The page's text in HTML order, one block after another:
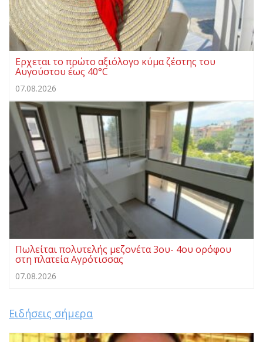
Ερχεται το πρώτο αξιόλογο κύμα ζέστης του
Αυγούστου έως 40°C
07.08.2026
Πωλείται πολυτελής μεζονέτα 3ου- 4ου ορόφου
στη πλατεία Αγρότισσας
07.08.2026
Ειδήσεις σήμερα